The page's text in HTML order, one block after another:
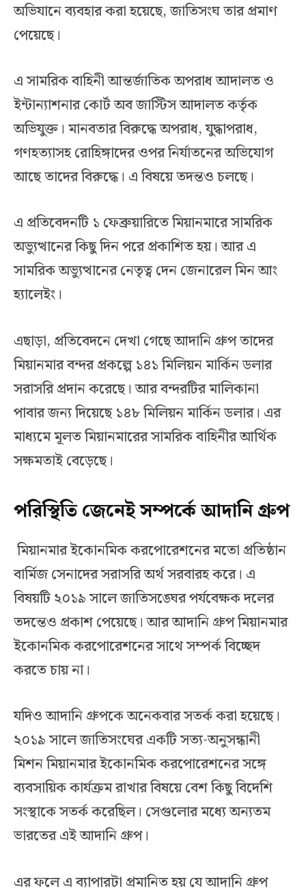
অভিযানে ব্যবহার করা হয়েছে, জাতিসংঘ তার প্রমাণ
পেয়েছে।
এ সামরিক বাহিনী আন্তর্জাতিক অপরাধ আদালত ও
ইন্টান্যাশনার কোর্ট অব জাস্টিস আদালত কর্তৃক
অভিযুক্ত। মানবতার বিরুদ্ধে অপরাধ, যুদ্ধাপরাধ,
গণহত্যাসহ রোহিঙ্গাদের ওপর নির্যাতনের অভিযোগ
আছে তাদের বিরুদ্ধে। এ বিষয়ে তদন্তও চলছে।
এ প্রতিবেদনটি ১ ফেব্রুয়ারিতে মিয়ানমারে সামরিক
অভ্যুত্থানের কিছু দিন পরে প্রকাশিত হয়। আর এ
সামরিক অভ্যুত্থানের নেতৃত্ব দেন জেনারেল মিন আং
হ্যালেইং।
এছাড়া, প্রতিবেদনে দেখা গেছে আদানি গ্রুপ তাদের
মিয়ানমার বন্দর প্রকল্পে ১৪১ মিলিয়ন মার্কিন ডলার
সরাসরি প্রদান করেছে। আর বন্দরটির মালিকানা
পাবার জন্য দিয়েছে ১৪৮ মিলিয়ন মার্কিন ডলার। এর
মাধ্যমে মূলত মিয়ানমারের সামরিক বাহিনীর আর্থিক
সক্ষমতাই বেড়েছে।
পরিস্থিতি জেনেই সম্পর্কে আদানি গ্রুপ
মিয়ানমার ইকোনমিক করপোরেশনের মতো প্রতিষ্ঠান
বার্মিজ সেনাদের সরাসরি অর্থ সরবারহ করে। এ
বিষয়টি ২০১৯ সালে জাতিসঙ্ঘের পর্যবেক্ষক দলের
তদন্তেও প্রকাশ পেয়েছে। আর আদানি গ্রুপ মিয়ানমার
ইকোনমিক করপোরেশনের সাথে সম্পর্ক বিচ্ছেদ
করতে চায় না।
যদিও আদানি গ্রুপকে অনেকবার সতর্ক করা হয়েছে।
২০১৯ সালে জাতিসংঘের একটি সত্য-অনুসন্ধানী
মিশন মিয়ানমার ইকোনমিক করপোরেশনের সঙ্গে
ব্যবসায়িক কার্যক্রম রাখার বিষয়ে বেশ কিছু বিদেশি
সংস্থাকে সতর্ক করেছিল। সেগুলোর মধ্যে অন্যতম
ভারতের এই আদানি গ্রুপ।
এর ফলে এ ব্যাপারটা প্রমানিত হয় যে আদানি গ্রুপ